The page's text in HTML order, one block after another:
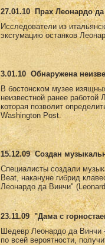
27.01.10
Прах Леонардо
Исследователи из
эксгумацию останков
3.01.10 Обнаружена
В бостонском музее
неизвестной ранее работой
которая позволит
Washington Post.
15.12.09 Создан
Специалисты создали
Beat, накануне гибрид
Леонардо да Винчи"
23.11.09 "Дама с
Шедевр Леонардо да Винчи
по всей вероятности,